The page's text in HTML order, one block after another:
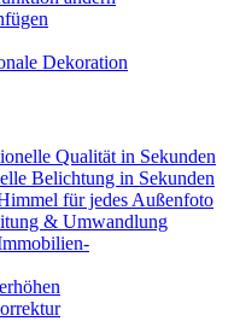
Dekoration
Qualität in Sekunden
Belichtung in Sekunden
für jedes Außenfoto
& Umwandlung